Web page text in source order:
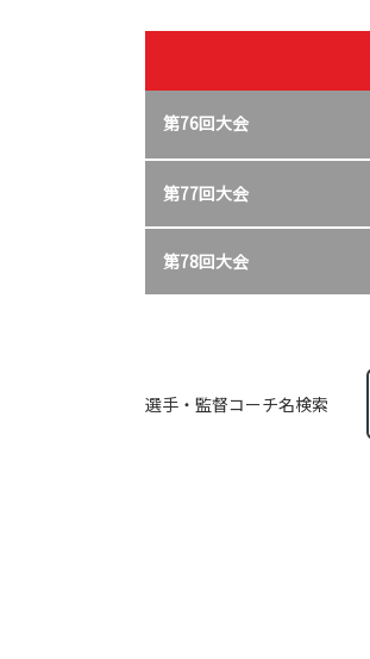
第76回大会
第77回大会
第78回大会
選手・監督コーチ名検索